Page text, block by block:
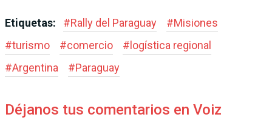
Etiquetas: #Rally del Paraguay #Misiones
#turismo #comercio # logística regional
#Argentina #Paraguay
Déjanos tus comentarios en Voiz